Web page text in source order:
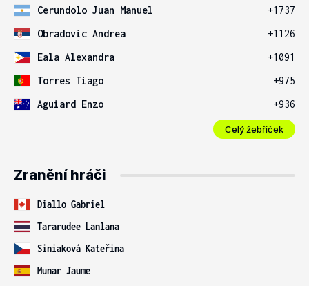
Cerundolo Juan Manuel
+1737
Obradovic Andrea
+1126
Eala Alexandra
+1091
Torres Tiago
+975
Aguiard Enzo
+936
Celý žebříček
Zranění hráči
Diallo Gabriel
Tararudee Lanlana
Siniaková Kateřina
Munar Jaume